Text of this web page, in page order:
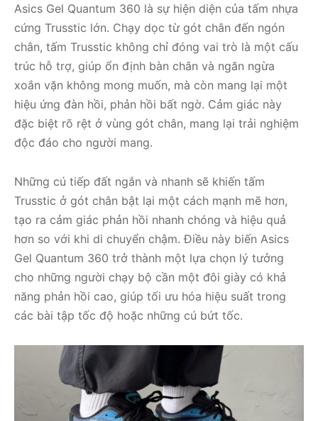
Asics Gel Quantum 360 là sự hiện diện của tấm nhựa
cứng Trusstic lớn. Chạy dọc từ gót chân đến ngón
chân, tấm Trusstic không chỉ đóng vai trò là một cấu
trúc hỗ trợ, giúp ổn định bàn chân và ngăn ngừa
xoắn vặn không mong muốn, mà còn mang lại một
hiệu ứng đàn hồi, phản hồi bất ngờ. Cảm giác này
đặc biệt rõ rệt ở vùng gót chân, mang lại trải nghiệm
độc đáo cho người mang.
Những cú tiếp đất ngắn và nhanh sẽ khiến tấm
Trusstic ở gót chân bật lại một cách mạnh mẽ hơn,
tạo ra cảm giác phản hồi nhanh chóng và hiệu quả
hơn so với khi di chuyển chậm. Điều này biến Asics
Gel Quantum 360 trở thành một lựa chọn lý tưởng
cho những người chạy bộ cần một đôi giày có khả
năng phản hồi cao, giúp tối ưu hóa hiệu suất trong
các bài tập tốc độ hoặc những cú bứt tốc.